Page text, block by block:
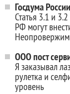
Госдума России
Статья 3.1 и
РФ могут
ООО пост
Я заказывал
рулетка и
уровень